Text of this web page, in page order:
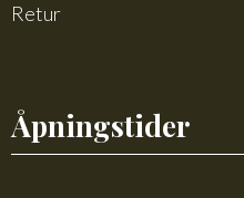
Retur
Åpningstider